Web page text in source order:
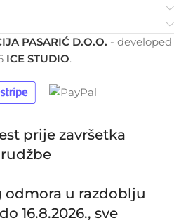
PASARIĆ D.O.O. - developed
ICE STUDIO.
prije završetka
u razdoblju
16.8.2026., sve